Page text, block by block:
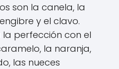
son la canela, la
y el clavo.
perfección con el
la naranja,
las nueces